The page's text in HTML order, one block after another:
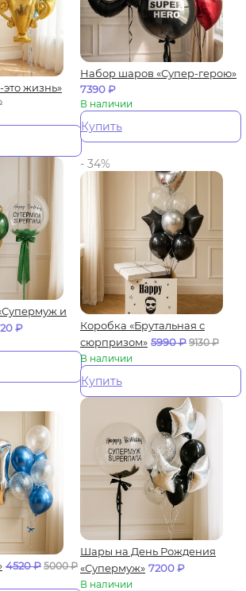
жизнь»
Набор шаров «Супер-герою»
7390₽
В наличии
Купить
и
₽
- 34%
Коробка «Брутальная с
сюрпризом» 5990₽ 9130₽
В наличии
Купить
4520₽ 5000₽
Шары на День Рождения
«Супермуж» 7200₽
В наличии